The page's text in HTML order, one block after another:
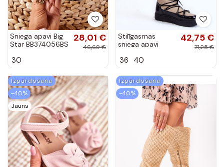
Sniega apavi Big
Star BB374056BS
28,01 €
46,69 €
30
Stilīgasrnas
sniega apavi
krāsas-melnas
42,75 €
71,25 €
36 40
Izpārdošana
-40%
Jauns
Izpārdošana
-40%